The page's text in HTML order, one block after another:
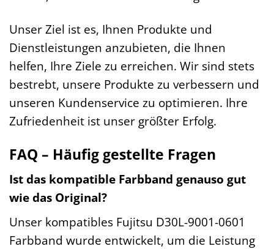
Unser Ziel ist es, Ihnen Produkte und
Dienstleistungen anzubieten, die Ihnen
helfen, Ihre Ziele zu erreichen. Wir sind stets
bestrebt, unsere Produkte zu verbessern und
unseren Kundenservice zu optimieren. Ihre
Zufriedenheit ist unser größter Erfolg.
FAQ – Häufig gestellte Fragen
Ist das kompatible Farbband genauso gut
wie das Original?
Unser kompatibles Fujitsu D30L-9001-0601
Farbband wurde entwickelt, um die Leistung